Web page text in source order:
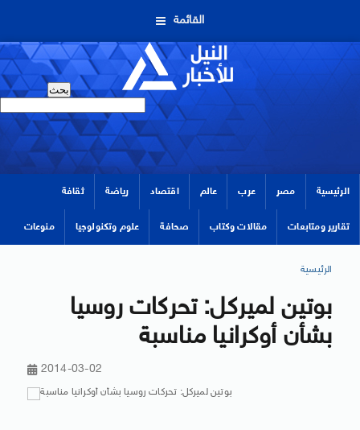
القائمة
الرئيسية مصر عرب عالم اقتصاد رياضة ثقافة
تقارير ومتابعات مقالات وكتاب صحافة علوم وتكنولوجيا منوعات
الرئيسية
بوتين لميركل: تحركات روسيا
بشأن أوكرانيا مناسبة
2014-03-02